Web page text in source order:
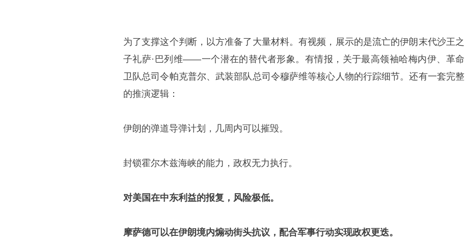
为了支撑这个判断，以方准备了大量材料。有视频，展示的是流亡的伊朗末代沙王之
子礼萨·巴列维——一个潜在的替代者形象。有情报，关于最高领袖哈梅内伊、革命
卫队总司令帕克普尔、武装部队总司令穆萨维等核心人物的行踪细节。还有一套完整
的推演逻辑：
伊朗的弹道导弹计划，几周内可以摧毁。
封锁霍尔木兹海峡的能力，政权无力执行。
对美国在中东利益的报复，风险极低。
摩萨德可以在伊朗境内煽动街头抗议，配合军事行动实现政权更迭。